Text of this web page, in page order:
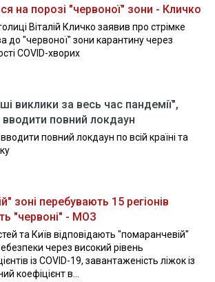
на порозі "червоної" зони - Кличко
Віталій Кличко заявив про стрімке
до "червоної" зони карантину через
COVID-хворих
виклики за весь час пандемії",
повний локдаун
повний локдаун по всій країні та
зоні перебувають 15 регіонів
"червоні" - МОЗ
та Київ відповідають "помаранчевій"
через високий рівень
із COVID-19, завантаженість ліжок із
коефіцієнт в...